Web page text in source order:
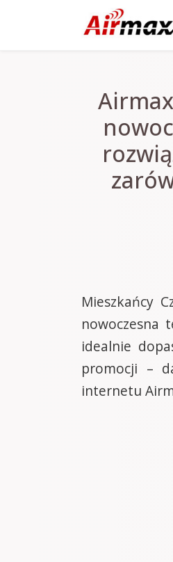
Mieszkańcy
nowoczesna
idealnie
promocji –
internetu